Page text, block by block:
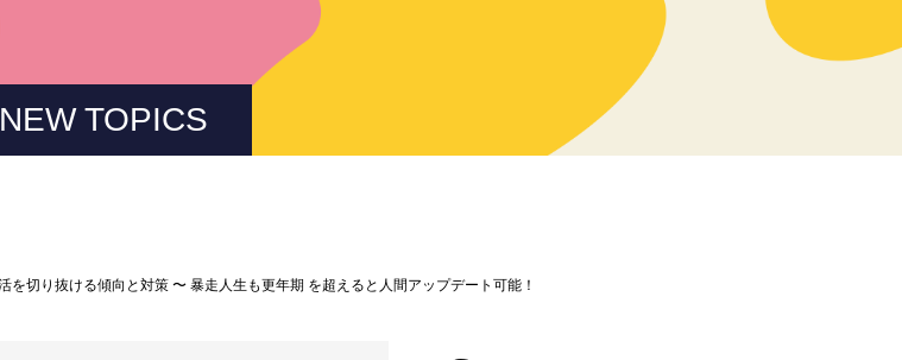
NEW TOPICS
切り抜ける傾向と対策 〜 暴走人生も更年期 を超えると人間アップデート可能！